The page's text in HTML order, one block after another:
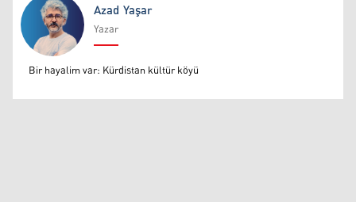
Azad Yaşar
Azad Yaşar
Yazar
Bir hayalim var: Kürdistan kültür köyü